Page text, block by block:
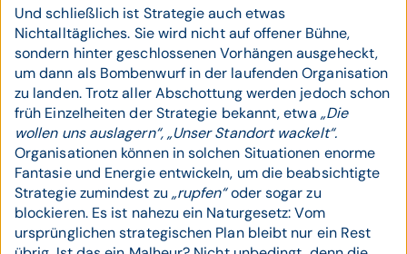
Und schließlich ist Strategie auch etwas
Nichtalltägliches. Sie wird nicht auf offener Bühne,
sondern hinter geschlossenen Vorhängen ausgeheckt,
um dann als Bombenwurf in der laufenden Organisation
zu landen. Trotz aller Abschottung werden jedoch schon
früh Einzelheiten der Strategie bekannt, etwa „Die
wollen uns auslagern“, „Unser Standort wackelt“.
Organisationen können in solchen Situationen enorme
Fantasie und Energie entwickeln, um die beabsichtigte
Strategie zumindest zu „rupfen“oder sogar zu
blockieren. Es ist nahezu ein Naturgesetz: Vom
ursprünglichen strategischen Plan bleibt nur ein Rest